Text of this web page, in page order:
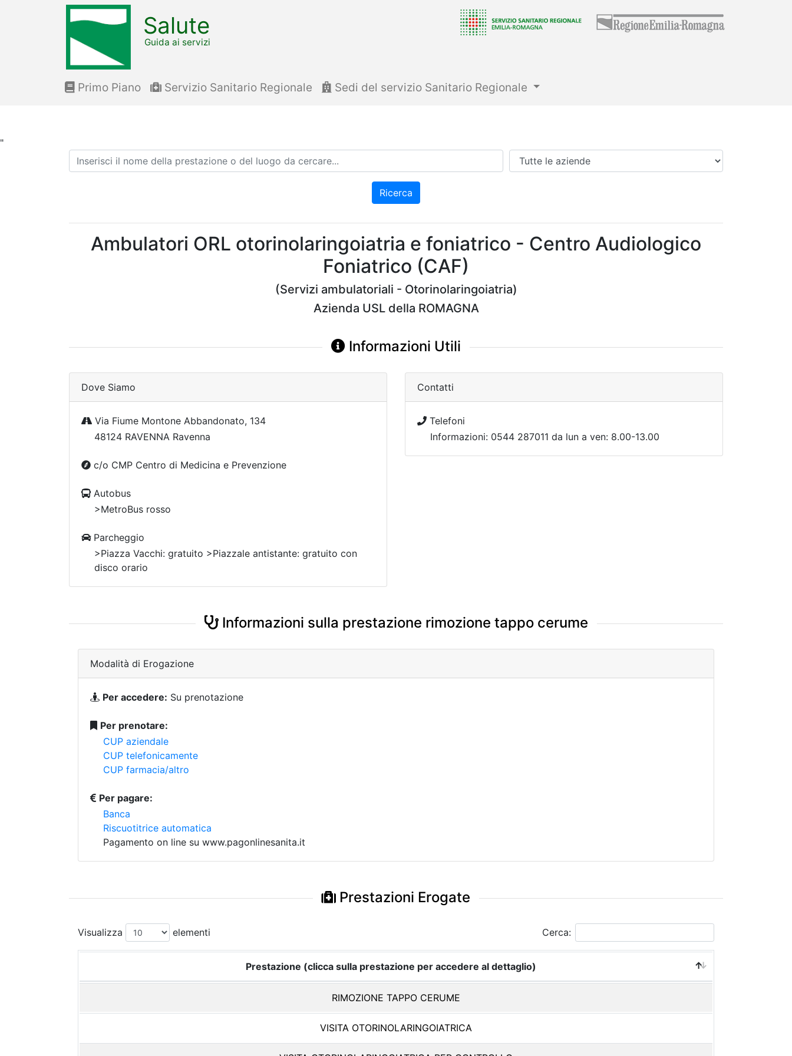
"
Salute
Guida ai servizi
Primo Piano Servizio Sanitario Regionale Sedi del servizio Sanitario Regionale
Ricerca Azienda
Ricerca
Ambulatori ORL otorinolaringoiatria e foniatrico - Centro Audiologico
Foniatrico (CAF)
(Servizi ambulatoriali - Otorinolaringoiatria)
Azienda USL della ROMAGNA
Informazioni Utili
Dove Siamo
Via Fiume Montone Abbandonato, 134
48124 RAVENNA Ravenna
c/o CMP Centro di Medicina e Prevenzione
Autobus
>MetroBus rosso
Parcheggio
>Piazza Vacchi: gratuito >Piazzale antistante: gratuito con
disco orario
Contatti
Telefoni
Informazioni: 0544 287011 da lun a ven: 8.00-13.00
Informazioni sulla prestazione rimozione tappo cerume
Modalità di Erogazione
Per accedere: Su prenotazione
Per prenotare:
CUP aziendale
CUP telefonicamente
CUP farmacia/altro
Per pagare:
Banca
Riscuotitrice automatica
Pagamento on line su www.pagonlinesanita.it
Prestazioni Erogate
Visualizza elementi Cerca:
Prestazione (clicca sulla prestazione per accedere al dettaglio)
RIMOZIONE TAPPO CERUME
VISITA OTORINOLARINGOIATRICA